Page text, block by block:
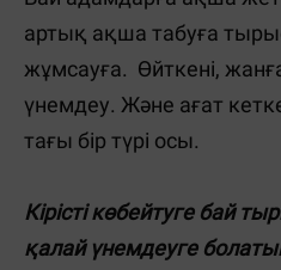
артық ақша табуға
жұмсауға. Өйткені,
үнемдеу. Және ағат
тағы бір түрі осы.
Кірісті көбейтуге бай
қалай үнемдеуге